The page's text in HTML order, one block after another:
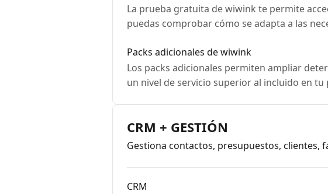
La prueba gratuita de wiwink te permite
puedas comprobar cómo se adapta a las
Packs adicionales de wiwink
Los packs adicionales permiten ampliar
un nivel de servicio superior al incluido en tu
CRM + GESTIÓN
Gestiona contactos, presupuestos, clientes,
CRM